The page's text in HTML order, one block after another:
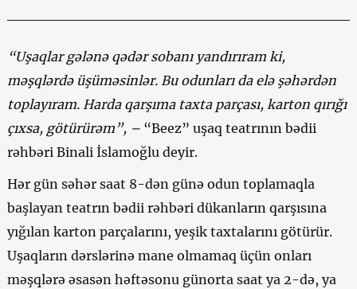
“Uşaqlar gələnə qədər sobanı yandırıram ki,
məşqlərdə üşüməsinlər. Bu odunları da elə şəhərdən
toplayıram. Harda qarşıma taxta parçası, karton qırığı
çıxsa, götürürəm”, – “Beez” uşaq teatrının bədii
rəhbəri Binali İslamoğlu deyir.
Hər gün səhər saat 8-dən günə odun toplamaqla
başlayan teatrın bədii rəhbəri dükanların qarşısına
yığılan karton parçalarını, yeşik taxtalarını götürür.
Uşaqların dərslərinə mane olmamaq üçün onları
məşqlərə əsasən həftəsonu günorta saat ya 2-də, ya